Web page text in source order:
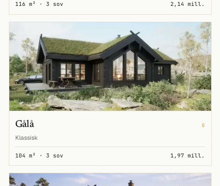
116 m² · 3 sov 2,14 mill.
Gålå B
Klassisk
104 m² · 3 sov 1,97 mill.